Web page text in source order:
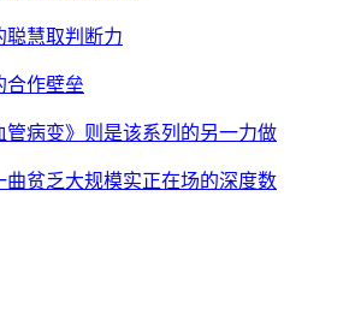
聪慧取判断力
合作壁垒
管病变》则是该系列的另一力做
曲贫乏大规模实正在场的深度数